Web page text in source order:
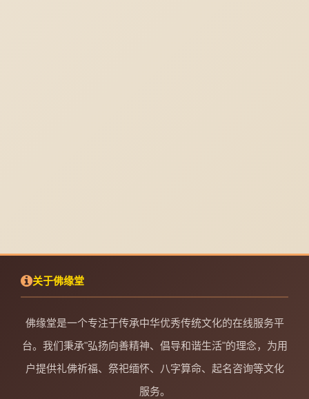
关于佛缘堂
佛缘堂是一个专注于传承中华优秀传统文化的在线服务平
台。我们秉承"弘扬向善精神、倡导和谐生活"的理念，为用
户提供礼佛祈福、祭祀缅怀、八字算命、起名咨询等文化
服务。